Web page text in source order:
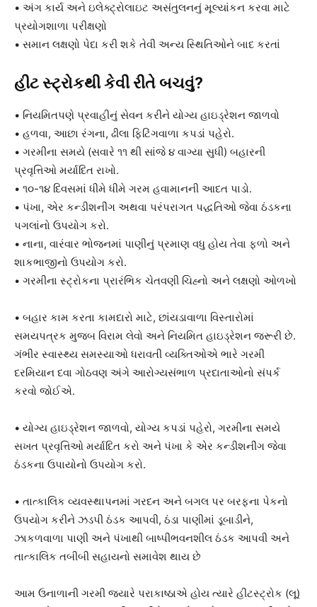
• અંગ કાર્ય અને ઇલેક્ટ્રોલાઇટ અસંતુલનનું મૂલ્યાંકન કરવા માટે
પ્રયોગશાળા પરીક્ષણો
• સમાન લક્ષણો પેદા કરી શકે તેવી અન્ય સ્થિતિઓને બાદ કરતાં
હીટ સ્ટ્રોકથી કેવી રીતે બચવું?
• નિયમિતપણે પ્રવાહીનું સેવન કરીને યોગ્ય હાઇડ્રેશન જાળવો
• હળવા, આછા રંગના, ઢીલા ફિટિંગવાળા કપડાં પહેરો.
• ગરમીના સમયે (સવારે ૧૧ થી સાંજે ૪ વાગ્યા સુધી) બહારની
પ્રવૃત્તિઓ મર્યાદિત રાખો.
• ૧૦-૧૪ દિવસમાં ધીમે ધીમે ગરમ હવામાનની આદત પાડો.
• પંખા, એર કન્ડીશનીંગ અથવા પરંપરાગત પદ્ધતિઓ જેવા ઠંડકના
પગલાંનો ઉપયોગ કરો.
• નાના, વારંવાર ભોજનમાં પાણીનું પ્રમાણ વધુ હોય તેવા ફળો અને
શાકભાજીનો ઉપયોગ કરો.
• ગરમીના સ્ટ્રોકના પ્રારંભિક ચેતવણી ચિહ્નો અને લક્ષણો ઓળખો
• બહાર કામ કરતા કામદારો માટે, છાંયડાવાળા વિસ્તારોમાં
સમયપત્રક મુજબ વિરામ લેવો અને નિયમિત હાઇડ્રેશન જરૂરી છે.
ગંભીર સ્વાસ્થ્ય સમસ્યાઓ ધરાવતી વ્યક્તિઓએ ભારે ગરમી
દરમિયાન દવા ગોઠવણ અંગે આરોગ્યસંભાળ પ્રદાતાઓનો સંપર્ક
કરવો જોઈએ.
• યોગ્ય હાઇડ્રેશન જાળવો, યોગ્ય કપડાં પહેરો, ગરમીના સમયે
સખત પ્રવૃત્તિઓ મર્યાદિત કરો અને પંખા કે એર કન્ડીશનીંગ જેવા
ઠંડકના ઉપાયોનો ઉપયોગ કરો.
• તાત્કાલિક વ્યવસ્થાપનમાં ગરદન અને બગલ પર બરફના પેકનો
ઉપયોગ કરીને ઝડપી ઠંડક આપવી, ઠંડા પાણીમાં ડૂબાડીને,
ઝાકળવાળા પાણી અને પંખાથી બાષ્પીભવનશીલ ઠંડક આપવી અને
તાત્કાલિક તબીબી સહાયનો સમાવેશ થાય છે
આમ ઉનાળાની ગરમી જ્યારે પરાકાષ્ઠાએ હોય ત્યારે હીટસ્ટ્રોક (લૂ)